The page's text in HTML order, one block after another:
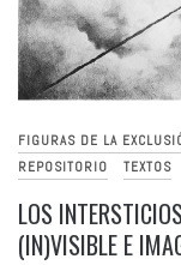
FIGURAS DE LA
REPOSITORIO
TEXTOS
LOS
(IN)VISIBLE E